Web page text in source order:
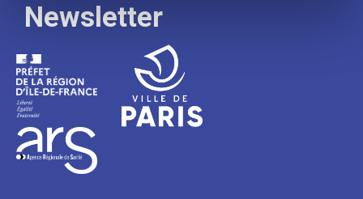
Newsletter